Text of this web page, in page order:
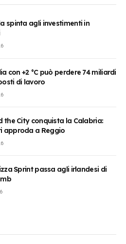
spinta agli investimenti in
con +2 °C può perdere 74 miliardi
di lavoro
the City conquista la Calabria:
approda a Reggio
Sprint passa agli irlandesi di